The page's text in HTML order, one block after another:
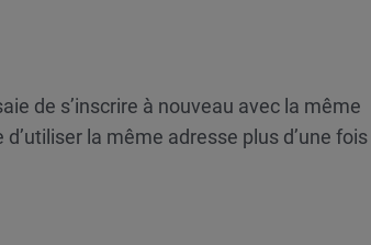
de s’inscrire à nouveau avec la même
la même adresse plus d’une